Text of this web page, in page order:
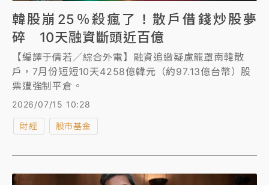
韓股崩25％殺瘋了！散戶借錢炒股夢
碎 10天融資斷頭近百億
【編譯于倩若／綜合外電】融資追繳疑慮籠罩南韓散
戶，7月份短短10天4258億韓元（約97.13億台幣）股
票遭強制平倉。
2026/07/15 10:28
財經 股市基金